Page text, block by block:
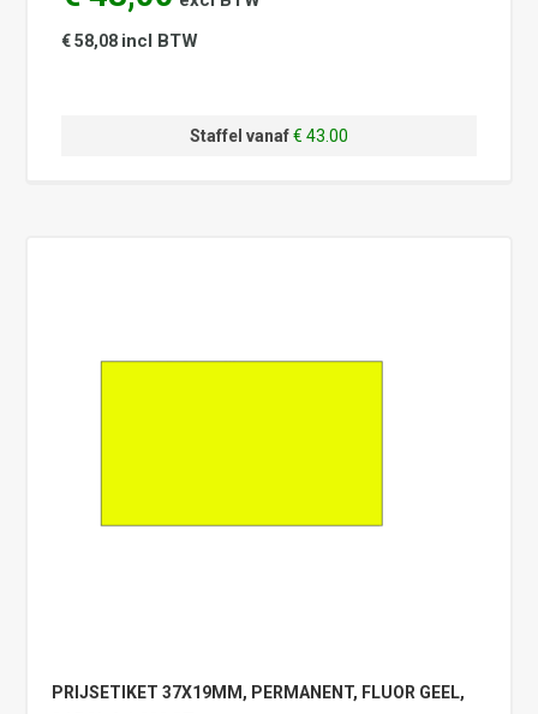
€ 58,08 incl BTW
Staffel vanaf€ 43.00
PRIJSETIKET 37X19MM, PERMANENT, FLUOR GEEL,